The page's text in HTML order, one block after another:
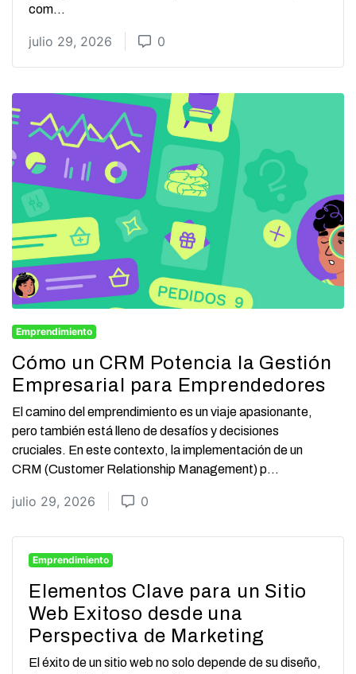
com...
julio 29, 2026 0
Emprendimiento
Cómo un CRM Potencia la Gestión
Empresarial para Emprendedores
El camino del emprendimiento es un viaje apasionante,
pero también está lleno de desafíos y decisiones
cruciales. En este contexto, la implementación de un
CRM (Customer Relationship Management) p...
julio 29, 2026 0
Emprendimiento
Elementos Clave para un Sitio
Web Exitoso desde una
Perspectiva de Marketing
El éxito de un sitio web no solo depende de su diseño,